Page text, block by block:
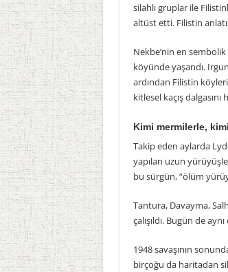
silahlı gruplar ile
altüst etti. Filistin
Nekbe’nin en sembolik
köyünde yaşandı.
ardından Filistin
kitlesel kaçış dalgasını
Kimi mermilerle,
Takip eden aylarda
yapılan uzun
bu sürgün, “ölüm
Tantura, Davayma,
çalışıldı. Bugün de
1948 savaşının
birçoğu da haritadan